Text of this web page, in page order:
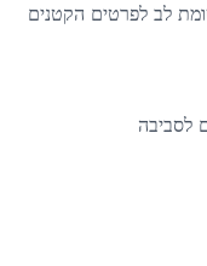
לב לפרטים הקטנים
לסביבה